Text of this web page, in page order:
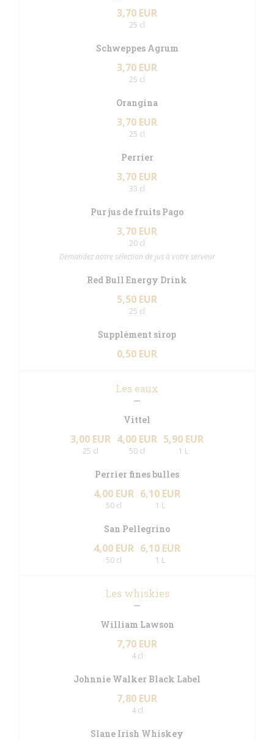
3,70 EUR
25 cl
Schweppes Agrum
3,70 EUR
25 cl
Orangina
3,70 EUR
25 cl
Perrier
3,70 EUR
33 cl
Pur jus de fruits Pago
3,70 EUR
20 cl
Demandez notre sélection de jus à votre serveur
Red Bull Energy Drink
5,50 EUR
25 cl
Supplément sirop
0,50 EUR
Les eaux
Vittel
3,00 EUR
25 cl
4,00 EUR
50 cl
5,90 EUR
1 L
Perrier fines bulles
4,00 EUR
50 cl
6,10 EUR
1 L
San Pellegrino
4,00 EUR
50 cl
6,10 EUR
1 L
Les whiskies
William Lawson
7,70 EUR
4 cl
Johnnie Walker Black Label
7,80 EUR
4 cl
Slane Irish Whiskey